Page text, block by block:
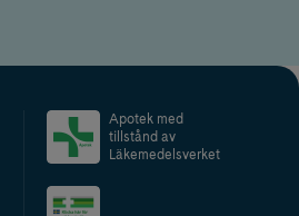
Apotek med
tillstånd av
Läkemedelsverket